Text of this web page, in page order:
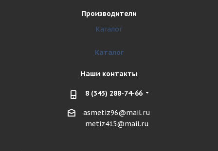
Производители
Каталог
Каталог
Наши контакты
8 (343) 288-74-66
asmetiz96@mail.ru
metiz415@mail.ru